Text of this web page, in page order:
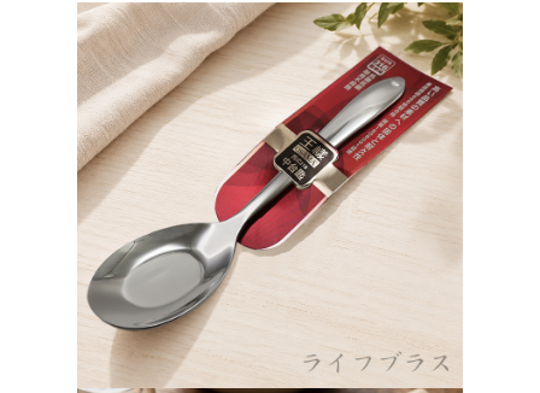
ATM／網路銀行／等多元方式進行付款，方視為交易完成。
※ 請注意：結帳手續完成當下不需立刻繳費，但若您需要取消訂單，請聯絡
購買商品的店家。未經商家同意取消之訂單仍視為有效，需透過AFTEE先享
後付繳納相關費用。
※ 交易是否成功請以「AFTEE先享後付 」之結帳頁面顯示為準，若有關於
是否繳費成功／繳費後需取消欲退款等相關疑問，請聯繫「AFTEE先享後付
客戶支援中心」https://netprotections.freshdesk.com/support/home
【注意事項】
１．透過由恩沛科技股份有限公司提供之「AFTEE先享後付」服務完成之交
易，需依本服務之必要範圍內提供個人資料，並將交易相關給付款項請求債
權轉讓予恩沛科技股份有限公司。
２．關於個人資料處理事宜，請瀏覽以下網址：
https://aftee.tw/terms/#terms3
３．未成年的使用者請事先徵得法定代理人或監護人之同意方可使用
「AFTEE先享後付」，若未經同意申辦者引起之損失，本公司不負相關責
４．使用「AFTEE先享後付」時，將依據個別帳號之用戶狀況，依本公司即
每筆NT$100，滿NT$1,000(含以上)免運費
付款後全家取貨
每筆NT$60，滿NT$490(含以上)免運費
7-11取貨付款三天
每筆NT$60，滿NT$490(含以上)免運費
7-11離島取貨付款
每筆NT$100，滿NT$1,000(含以上)免運費
付款後7-11取貨
每筆NT$60，滿NT$490(含以上)免運費
本島宅配1~2天後到